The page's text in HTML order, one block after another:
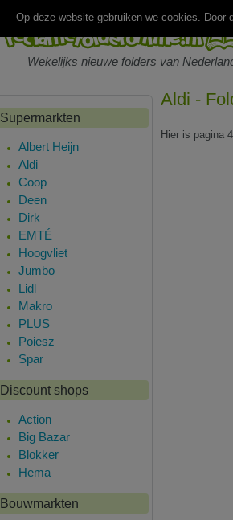
Wekelijks nieuwe folders van
Aldi -
Hier is pagina
Supermarkten
Albert Heijn
Aldi
Coop
Deen
Dirk
EMTÉ
Hoogvliet
Jumbo
Lidl
Makro
PLUS
Poiesz
Spar
Discount shops
Action
Big Bazar
Blokker
Hema
Bouwmarkten
Op deze website gebruiken we cookies.